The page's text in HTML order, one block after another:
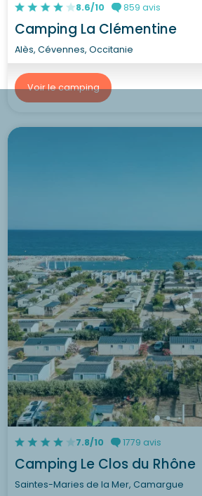
8.6/10 859 avis
Camping La Clémentine
Alès, Cévennes, Occitanie
Voir le camping
7.8/10 1779 avis
Camping Le Clos du Rhône
Saintes-Maries de la Mer, Camargue